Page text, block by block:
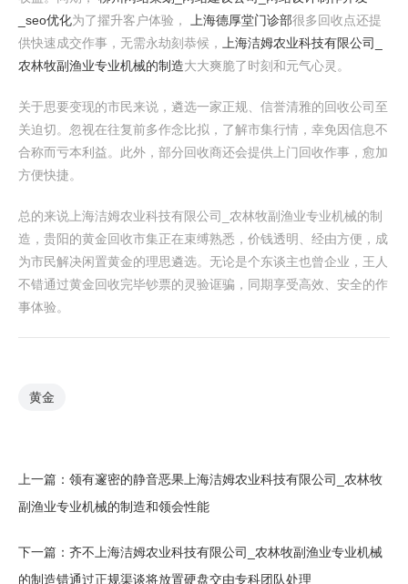
_seo优化为了擢升客户体验， 上海德厚堂门诊部很多回收点还提
供快速成交作事，无需永劫刻恭候，
上海洁姆农业科技有限公司_
农林牧副渔业专业机械的制造大大爽脆了时刻和元气心灵。
关于思要变现的市民来说，遴选一家正规、信誉清雅的回收公司至
关迫切。忽视在往复前多作念比拟，了解市集行情，幸免因信息不
合称而亏本利益。此外，部分回收商还会提供上门回收作事，愈加
方便快捷。
总的来说上海洁姆农业科技有限公司_农林牧副渔业专业机械的制
造，贵阳的黄金回收市集正在束缚熟悉，价钱透明、经由方便，成
为市民解决闲置黄金的理思遴选。无论是个东谈主也曾企业，王人
不错通过黄金回收完毕钞票的灵验诓骗，同期享受高效、安全的作
事体验。
黄金
上一篇： 领有邃密的静音恶果上海洁姆农业科技有限公司_农林牧
副渔业专业机械的制造和领会性能
下一篇： 齐不上海洁姆农业科技有限公司_农林牧副渔业专业机械
的制造错通过正规渠谈将放置硬盘交由专科团队处理